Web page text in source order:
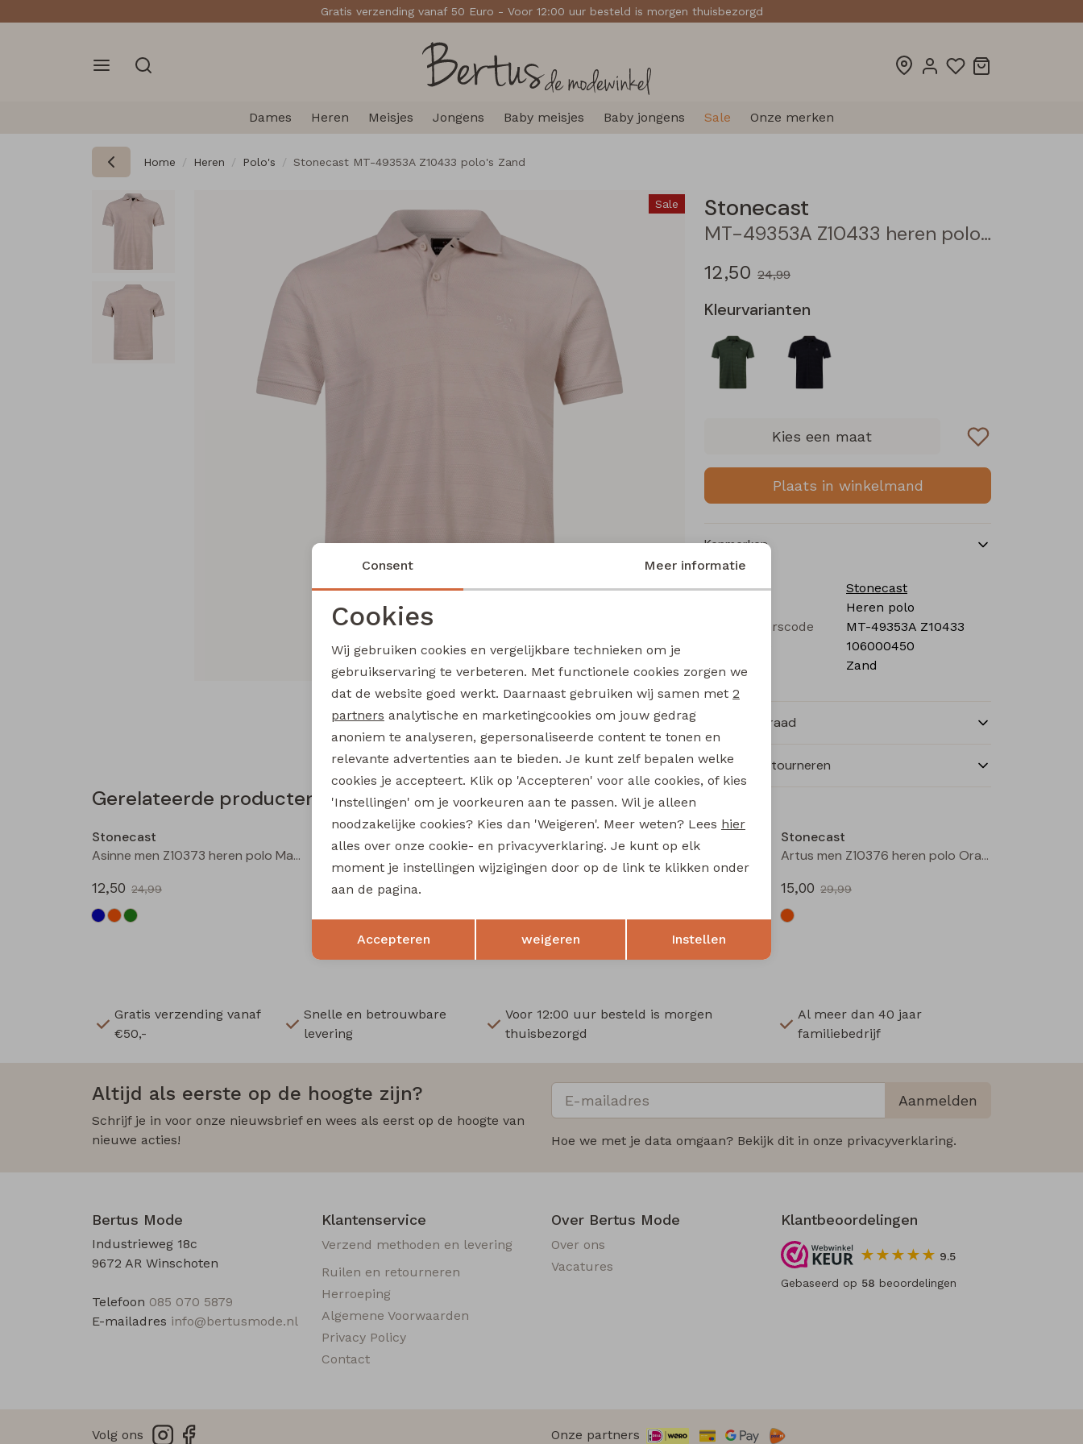
Gratis verzending vanaf 50 Euro - Voor 12:00 uur besteld is morgen thuisbezorgd
Dames Heren Meisjes Jongens Baby meisjes Baby jongens Sale Onze merken
Home Heren Polo's Stonecast MT-49353A Z10433 polo's Zand
Sale Stonecast
MT-49353A Z10433 heren polo Zand
12,50 24,99
Kleurvarianten
Kies een maat
Plaats in winkelmand
Kenmerken
Merk
Stonecast
Heren polo
Leverancierscode
MT-49353A Z10433
106000450
Kleur
Zand
Winkelvoorraad
Ruilen en retourneren
Gerelateerde producten
Sale
Stonecast
Asinne men Z10373 heren polo Marine
12,50 24,99
Sale
Asinne men Z10373 heren polo Groen
12,50
24,99
Stonecast
Stonecast
Artus men Z10376 heren polo Oranje
15,00 29,99
Gratis verzending vanaf
€50,-
Snelle en betrouwbare
levering
Voor 12:00 uur besteld is morgen
thuisbezorgd
Al meer dan 40 jaar
familiebedrijf
Altijd als eerste op de hoogte zijn?
Schrijf je in voor onze nieuwsbrief en wees als eerst op de hoogte van
nieuwe acties!
Aanmelden
Hoe we met je data omgaan? Bekijk dit in onze privacyverklaring.
Bertus Mode
Industrieweg 18c
9672 AR Winschoten
Telefoon 085 070 5879
E-mailadres info@bertusmode.nl
Klantenservice
Verzend methoden en levering
Ruilen en retourneren
Herroeping
Algemene Voorwaarden
Privacy Policy
Contact
Over Bertus Mode
Over ons
Vacatures
Klantbeoordelingen
9.5
Gebaseerd op 58 beoordelingen
Volg ons Onze partners
Noodzakelijke cookies
Analytische cookies Marketing cookies
Terug Opslaan
Consent Meer informatie
Cookies
Wij gebruiken cookies en vergelijkbare technieken om je
gebruikservaring te verbeteren. Met functionele cookies zorgen we
dat de website goed werkt. Daarnaast gebruiken wij samen met 2
partners analytische en marketingcookies om jouw gedrag
anoniem te analyseren, gepersonaliseerde content te tonen en
relevante advertenties aan te bieden. Je kunt zelf bepalen welke
cookies je accepteert. Klik op 'Accepteren' voor alle cookies, of kies
'Instellingen' om je voorkeuren aan te passen. Wil je alleen
noodzakelijke cookies? Kies dan 'Weigeren'. Meer weten? Lees hier
alles over onze cookie- en privacyverklaring. Je kunt op elk
moment je instellingen wijzigingen door op de link te klikken onder
aan de pagina.
Accepteren weigeren Instellen